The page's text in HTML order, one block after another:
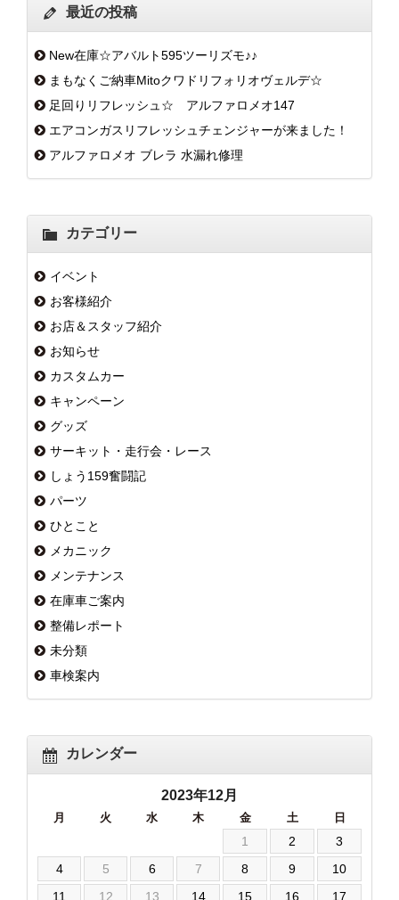
最近の投稿
New在庫☆アバルト595ツーリズモ♪♪
まもなくご納車Mitoクワドリフォリオヴェルデ☆
足回りリフレッシュ☆ アルファロメオ147
エアコンガスリフレッシュチェンジャーが来ました！
アルファロメオ ブレラ 水漏れ修理
カテゴリー
イベント
お客様紹介
お店＆スタッフ紹介
お知らせ
カスタムカー
キャンペーン
グッズ
サーキット・走行会・レース
しょう159奮闘記
パーツ
ひとこと
メカニック
メンテナンス
在庫車ご案内
整備レポート
未分類
車検案内
カレンダー
2023年12月
月 火 水 木 金 土 日
1 2
3
4
5 6 7 8 9
10
11
12 13 14 15 16
17